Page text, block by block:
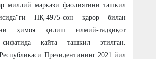
миллий маркази фаолиятини ташкил
ПҚ-4975-сон қарор билан
ҳимоя қилиш илмий-тадқиқот
сифатида қайта ташкил этилган.
Президентининr 2021 йил